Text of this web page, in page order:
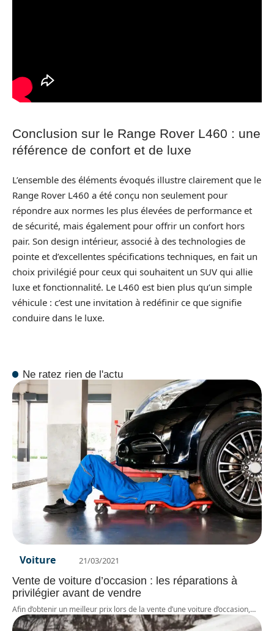
Conclusion sur le Range Rover L460 : une
référence de confort et de luxe
L’ensemble des éléments évoqués illustre clairement que le
Range Rover L460 a été conçu non seulement pour
répondre aux normes les plus élevées de performance et
de sécurité, mais également pour offrir un confort hors
pair. Son design intérieur, associé à des technologies de
pointe et d’excellentes spécifications techniques, en fait un
choix privilégié pour ceux qui souhaitent un SUV qui allie
luxe et fonctionnalité. Le L460 est bien plus qu’un simple
véhicule : c’est une invitation à redéfinir ce que signifie
conduire dans le luxe.
Ne ratez rien de l'actu
Voiture 21/03/2021
Vente de voiture d’occasion : les réparations à
privilégier avant de vendre
Afin d’obtenir un meilleur prix lors de la vente d’une voiture d’occasion,…